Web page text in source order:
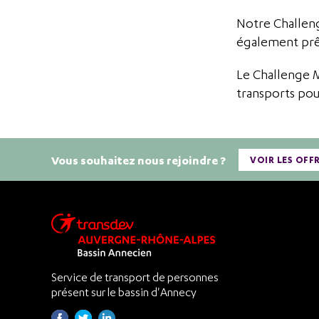
Notre
également
Le Challenge
transports
Vous souhaitez nous rejoindre ? VOIR LES
Service de transport de personnes
présent sur le bassin d'Annecy